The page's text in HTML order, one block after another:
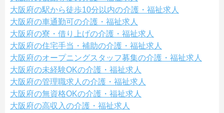
大阪府の駅から徒歩10分以内の介護・福祉求人
大阪府の車通勤可の介護・福祉求人
大阪府の寮・借り上げの介護・福祉求人
大阪府の住宅手当・補助の介護・福祉求人
大阪府のオープニングスタッフ募集の介護・福祉求人
大阪府の未経験OKの介護・福祉求人
大阪府の管理職求人の介護・福祉求人
大阪府の無資格OKの介護・福祉求人
大阪府の高収入の介護・福祉求人